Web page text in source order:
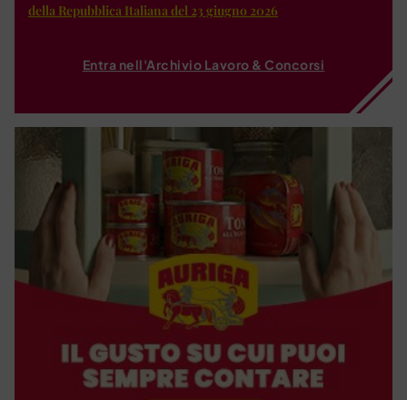
della Repubblica Italiana del 23 giugno 2026
Entra nell'Archivio Lavoro & Concorsi